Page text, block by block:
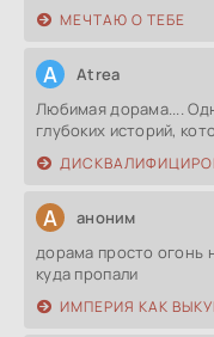
МЕЧТАЮ О ТЕБЕ
A Atrea
Любимая дорама....
глубоких историй,
А аноним
дорама просто огонь
куда пропали
ИМПЕРИЯ КАК